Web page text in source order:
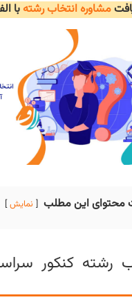
مشاوره انتخاب رشتهبا
محتوای این مطلب نمایش
رشته کنکور